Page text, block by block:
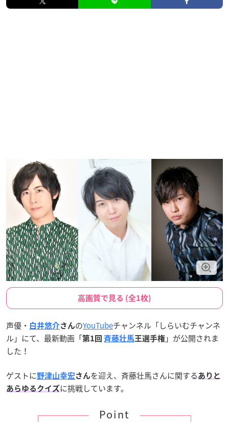
高画質で見る (全1枚)
声優・ 白井悠介さんのYouTubeチャンネル「しらいむチャンネ
ル」にて、最新動画「第1回 斉藤壮馬王選手権 」が公開されま
した！
ゲストに野津山幸宏 さんを迎え、斉藤壮馬さんに関する ありと
あらゆるクイズに挑戦しています。
Point